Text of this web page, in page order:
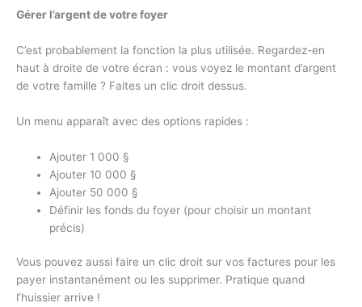
Gérer l’argent de votre foyer
C’est probablement la fonction la plus utilisée. Regardez-en
haut à droite de votre écran : vous voyez le montant d’argent
de votre famille ? Faites un clic droit dessus.
Un menu apparaît avec des options rapides :
Ajouter 1 000 §
Ajouter 10 000 §
Ajouter 50 000 §
Définir les fonds du foyer (pour choisir un montant
précis)
Vous pouvez aussi faire un clic droit sur vos factures pour les
payer instantanément ou les supprimer. Pratique quand
l’huissier arrive !